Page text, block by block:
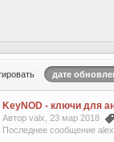
дате
KeyNOD - ключи для
Автор valx, 23 мар 2018
Последнее сообщение